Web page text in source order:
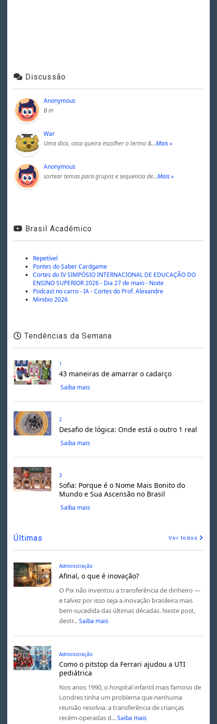
Discussão
Anonymous
B m
War
Uma dica, caso queira escolher o termo &…Mais »
Anonymous
sortear temas para grupos e sequencia de…Mais »
Brasil Acadêmico
Repetível
Pontes do Saber Cardgame
Cortes do IV SIMPÓSIO INTERNACIONAL DE EDUCAÇÃO DO
ENSINO SUPERIOR 2026 - Dia 27 de maio - Noite
Podcast no carro - IA - Cortes do Prof. Alexandre
Minibio 2026
Tendências da Semana
1
43 maneiras de amarrar o cadarço
Saiba mais
2
Desafio de lógica: Onde está o outro 1 real
Saiba mais
3
Sofia: Porque é o Nome Mais Bonito do
Mundo e Sua Ascensão no Brasil
Saiba mais
Últimas Ver todos
Administração
Afinal, o que é inovação?
O Pix não inventou a transferência de dinheiro —
e talvez por isso seja a inovação brasileira mais
bem-sucedida das últimas décadas. Neste post,
destr... Saiba mais
Administração
Como o pitstop da Ferrari ajudou a UTI
pediátrica
Nos anos 1990, o hospital infantil mais famoso de
Londres tinha um problema que nenhuma
reunião resolvia: a transferência de crianças
recém-operadas d... Saiba mais